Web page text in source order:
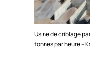
Usine de criblage
tonnes par heure –